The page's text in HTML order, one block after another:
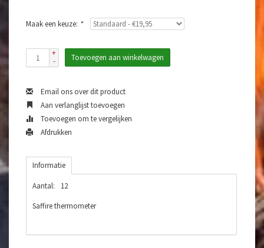
Maak een keuze: *
+
-
Toevoegen aan winkelwagen
Email ons over dit product
Aan verlanglijst toevoegen
Toevoegen om te vergelijken
Afdrukken
Informatie
Aantal:
12
Saffire thermometer